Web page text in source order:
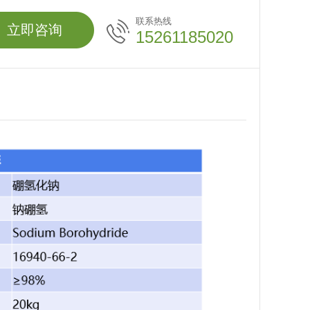
立即咨询
联系热线
15261185020